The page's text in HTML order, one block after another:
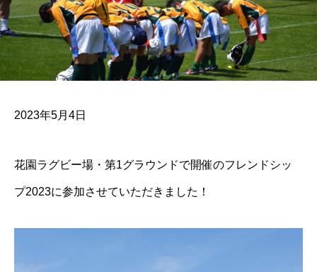
2023年5月4日
花園ラグビー場・第1グラウンドで開催のフレンドシッ
プ2023に参加させていただきました！